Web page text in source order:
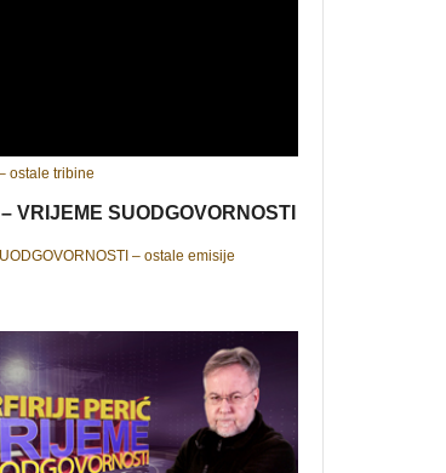
ostale tribine
VRIJEME SUODGOVORNOSTI
– ostale emisije